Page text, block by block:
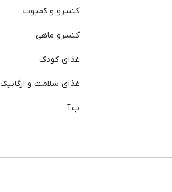
کنسرو و کمپوت
کنسرو ماهی
غذای کودک
غذای سلامت و ارگانیک
ب.آ